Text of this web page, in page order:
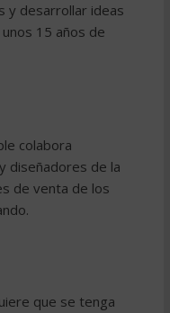
y desarrollar ideas
15 años de
colabora
diseñadores de la
de venta de los
que se tenga